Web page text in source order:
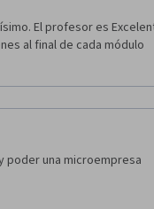
empresa o proyecto.
de inversión.
la mejor de acuerdo con el
El profesor es
al final de cada módulo
poder una microempresa